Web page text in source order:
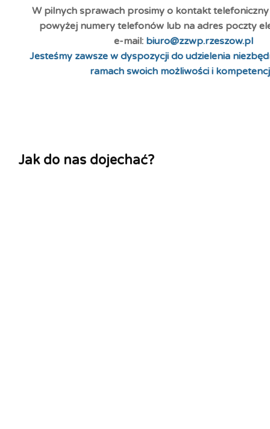
W pilnych sprawach prosimy o kontakt telefoniczny
powyżej numery telefonów lub na adres poczty
e-mail: biuro@zzwp.rzeszow.pl
Jesteśmy zawsze w dyspozycji do udzielenia
ramach swoich możliwości i
Jak do nas dojechać?